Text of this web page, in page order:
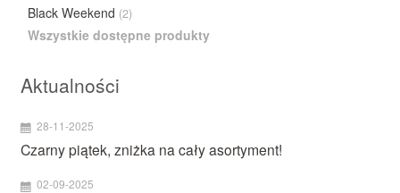
Black Weekend (2)
Wszystkie dostępne produkty
Aktualności
28-11-2025
Czarny piątek, zniżka na cały asortyment!
02-09-2025